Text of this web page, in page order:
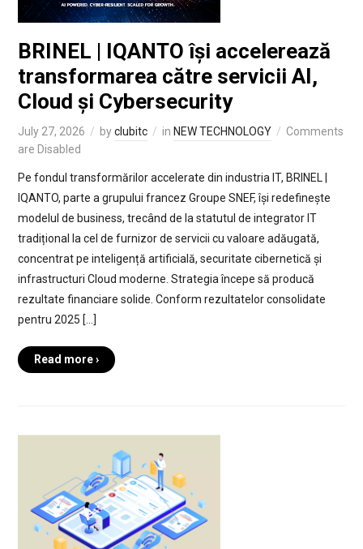
BRINEL | IQANTO își accelerează
transformarea către servicii AI,
Cloud și Cybersecurity
July 27, 2026 byclubitc in NEW TECHNOLOGY
Comments
are Disabled
Pe fondul transformărilor accelerate din industria IT, BRINEL |
IQANTO, parte a grupului francez Groupe SNEF, își redefinește
modelul de business, trecând de la statutul de integrator IT
tradițional la cel de furnizor de servicii cu valoare adăugată,
concentrat pe inteligență artificială, securitate cibernetică și
infrastructuri Cloud moderne. Strategia începe să producă
rezultate financiare solide. Conform rezultatelor consolidate
pentru 2025 […]
Read more ›